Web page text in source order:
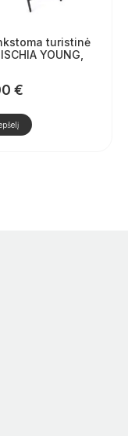
turistinė
YOUNG,
€